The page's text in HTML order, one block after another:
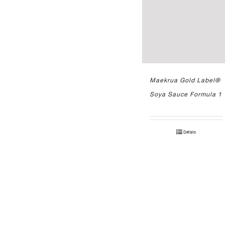
Maekrua Gold Label®
Soya Sauce Formula 1
Details